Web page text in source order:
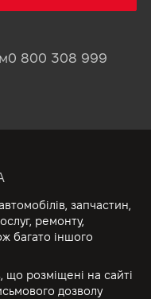
0 800 308 999
запчастин,
ремонту,
багато іншого
що розміщені на сайті
дозволу